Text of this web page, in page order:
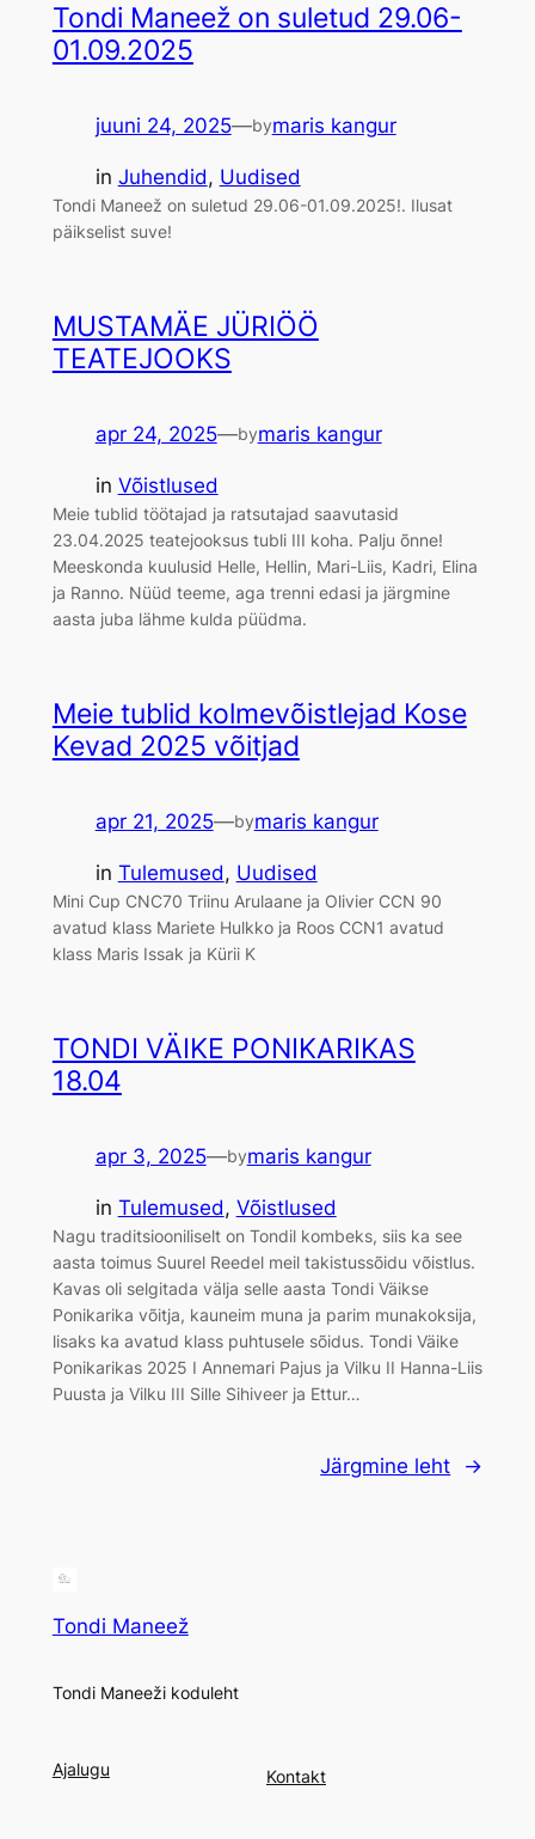
Tondi Maneež on suletud 29.06-
01.09.2025
juuni 24, 2025—bymaris kangur
in Juhendid, Uudised
Tondi Maneež on suletud 29.06-01.09.2025!. Ilusat
päikselist suve!
MUSTAMÄE JÜRIÖÖ
TEATEJOOKS
apr 24, 2025—bymaris kangur
in Võistlused
Meie tublid töötajad ja ratsutajad saavutasid
23.04.2025 teatejooksus tubli III koha. Palju õnne!
Meeskonda kuulusid Helle, Hellin, Mari-Liis, Kadri, Elina
ja Ranno. Nüüd teeme, aga trenni edasi ja järgmine
aasta juba lähme kulda püüdma.
Meie tublid kolmevõistlejad Kose
Kevad 2025 võitjad
apr 21, 2025—bymaris kangur
in Tulemused, Uudised
Mini Cup CNC70 Triinu Arulaane ja Olivier CCN 90
avatud klass Mariete Hulkko ja Roos CCN1 avatud
klass Maris Issak ja Kürii K
TONDI VÄIKE PONIKARIKAS
18.04
apr 3, 2025—bymaris kangur
in Tulemused, Võistlused
Nagu traditsiooniliselt on Tondil kombeks, siis ka see
aasta toimus Suurel Reedel meil takistussõidu võistlus.
Kavas oli selgitada välja selle aasta Tondi Väikse
Ponikarika võitja, kauneim muna ja parim munakoksija,
lisaks ka avatud klass puhtusele sõidus. Tondi Väike
Ponikarikas 2025 I Annemari Pajus ja Vilku II Hanna-Liis
Puusta ja Vilku III Sille Sihiveer ja Ettur…
Järgmine leht →
Tondi Maneež
Tondi Maneeži koduleht
Ajalugu Kontakt